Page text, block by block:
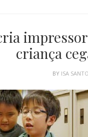
criança
BY ISA